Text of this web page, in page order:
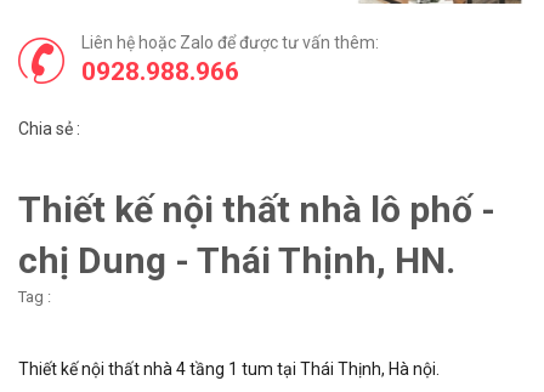
Liên hệ hoặc Zalo để được tư vấn thêm:
0928.988.966
Chia sẻ :
Thiết kế nội thất nhà lô phố -
chị Dung - Thái Thịnh, HN.
Tag :
Thiết kế nội thất nhà 4 tầng 1 tum tại Thái Thịnh, Hà nội.